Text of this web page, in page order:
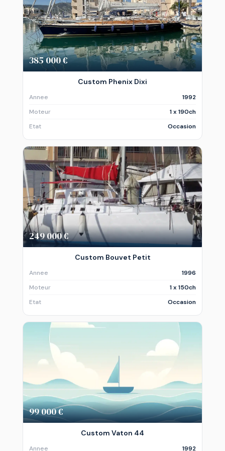
385 000 €
Custom Phenix Dixi
Annee
1992
Moteur
1 x 190ch
Etat
Occasion
249 000 €
Custom Bouvet Petit
Annee
1996
Moteur
1 x 150ch
Etat
Occasion
99 000 €
Custom Vaton 44
Annee 1992